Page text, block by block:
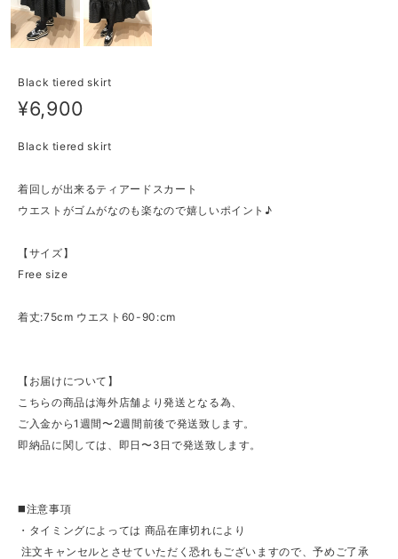
Black tiered skirt
¥6,900
Black tiered skirt
着回しが出来るティアードスカート
ウエストがゴムがなのも楽なので嬉しいポイント♪
【サイズ】
Free size
着丈:75cm ウエスト60-90:cm
【お届けについて】
こちらの商品は海外店舗より発送となる為、
ご入金から1週間〜2週間前後で発送致します。
即納品に関しては、即日〜3日で発送致します。
◼️注意事項
・タイミングによっては 商品在庫切れにより
注文キャンセルとさせていただく恐れもございますので、予めご了承